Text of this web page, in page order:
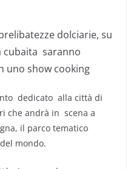
dolciarie, su
cubaita saranno
uno show cooking
dedicato alla città di
che andrà in scena a
il parco tematico
mondo.